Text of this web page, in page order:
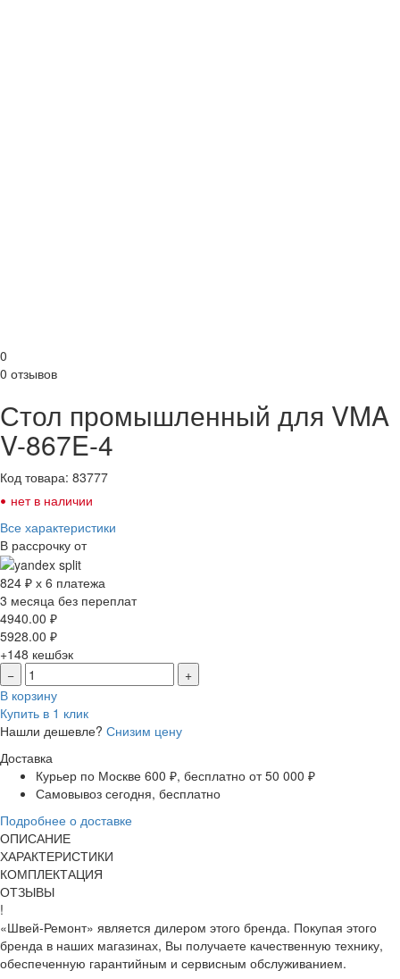
0
0 отзывов
Стол промышленный для VMA
V-867E-4
Код товара: 83777
• нет в наличии
Все характеристики
В рассрочку от
824 ₽ х 6 платежа
3 месяца без переплат
4940.00 ₽
5928.00 ₽
+148 кешбэк
−
+
В корзину
Купить в 1 клик
Нашли дешевле? Снизим цену
Доставка
Курьер по Москве 600 ₽, бесплатно от 50 000 ₽
Самовывоз сегодня, бесплатно
Подробнее о доставке
ОПИСАНИЕ
ХАРАКТЕРИСТИКИ
КОМПЛЕКТАЦИЯ
ОТЗЫВЫ
!
«Швей-Ремонт» является дилером этого бренда. Покупая этого
бренда в наших магазинах, Вы получаете качественную технику,
обеспеченную гарантийным и сервисным обслуживанием.